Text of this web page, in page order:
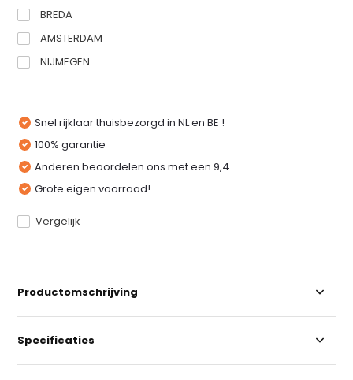
BREDA
AMSTERDAM
NIJMEGEN
Snel rijklaar thuisbezorgd in NL en BE !
100% garantie
Anderen beoordelen ons met een 9,4
Grote eigen voorraad!
Vergelijk
Productomschrijving
Specificaties